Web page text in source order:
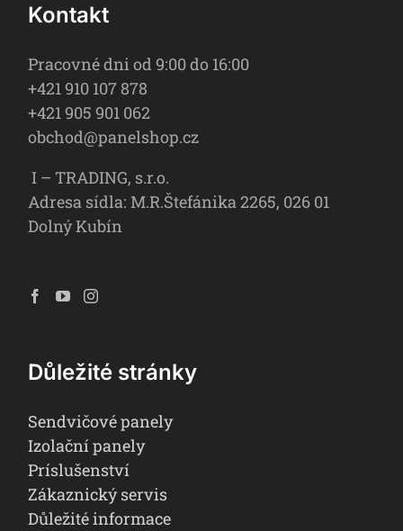
Kontakt
Pracovné dni od 9:00 do 16:00
+421 910 107 878
+421 905 901 062
obchod@panelshop.cz
I – TRADING, s.r.o.
Adresa sídla: M.R.Štefánika 2265, 026 01
Dolný Kubín
Důležité stránky
Sendvičové panely
Izolační panely
Príslušenství
Zákaznický servis
Důležité informace